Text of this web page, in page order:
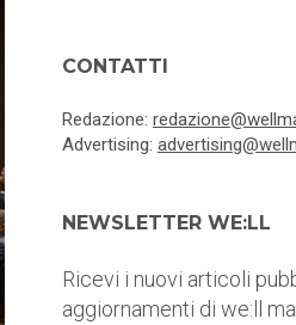
CONTATTI
Redazione:
Advertising:
NEWSLETTER WE:LL
Ricevi i nuovi articoli
aggiornamenti di we:ll